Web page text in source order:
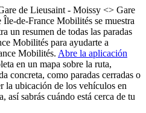
de Lieusaint - Moissy <> Gare
de-France Mobilités se muestra
un resumen de todas las paradas
Mobilités para ayudarte a
Mobilités. Abre la aplicación
en un mapa sobre la ruta,
concreta, como paradas cerradas o
la ubicación de los vehículos en
así sabrás cuándo está cerca de tu